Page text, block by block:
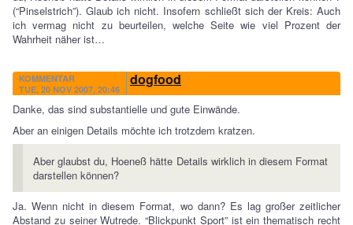
(“Pinselstrich”). Glaub ich nicht. Insofern schließt sich der Kreis: Auch
ich vermag nicht zu beurteilen, welche Seite wie viel Prozent der
Wahrheit näher ist…
KOMMENTAR
TUE, 20 NOV 2007, 20:46
dogfood
Danke, das sind substantielle und gute Einwände.
Aber an einigen Details möchte ich trotzdem kratzen.
Aber glaubst du, Hoeneß hätte Details wirklich in diesem Format
darstellen können?
Ja. Wenn nicht in diesem Format, wo dann? Es lag großer zeitlicher
Abstand zu seiner Wutrede. “Blickpunkt Sport” ist ein thematisch recht